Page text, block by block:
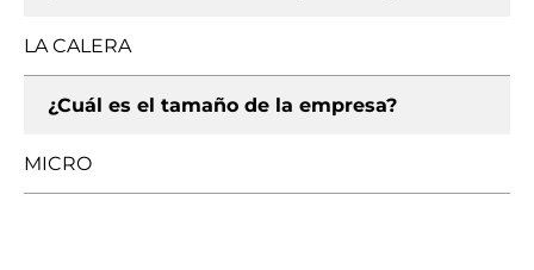
LA CALERA
¿Cuál es el tamaño de la empresa?
MICRO